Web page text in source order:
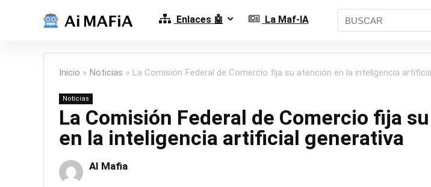
Enlaces 🤖 La Maf-IA
Inicio » Noticias » La Comisión Federal de Comercio fija su atención en la inteligencia
Noticias
La Comisión Federal de Comercio fija
en la inteligencia artificial generativa
AI Mafia